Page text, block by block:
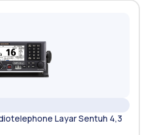
Layar Sentuh 4,3